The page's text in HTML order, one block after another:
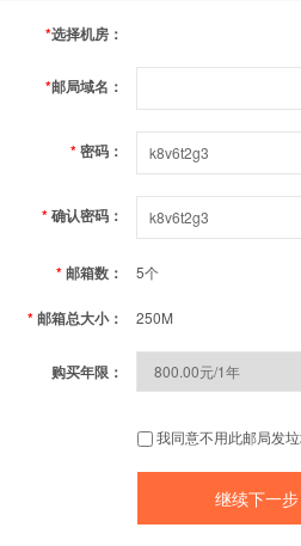
*选择机房：
*邮局域名：
*密码：
*确认密码：
*邮箱数： 5个
*邮箱总大小： 250M
购买年限：
我同意不用此邮局发